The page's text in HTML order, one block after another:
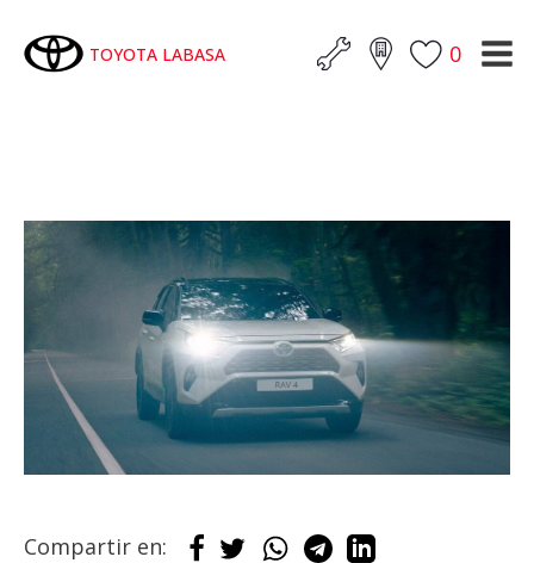
TOYOTA LABASA 0
Compartir en: